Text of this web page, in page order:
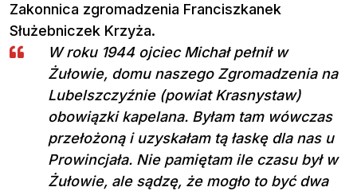
Zakonnica zgromadzenia Franciszkanek
Służebniczek Krzyża.
W roku 1944 ojciec Michał pełnił w
Żułowie, domu naszego Zgromadzenia na
Lubelszczyźnie (powiat Krasnystaw)
obowiązki kapelana. Byłam tam wówczas
przełożoną i uzyskałam tą łaskę dla nas u
Prowincjała. Nie pamiętam ile czasu był w
Żułowie, ale sądzę, że mogło to być dwa